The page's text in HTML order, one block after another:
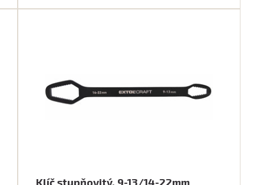
Klíč stupňovitý, 9-13/14-22mm